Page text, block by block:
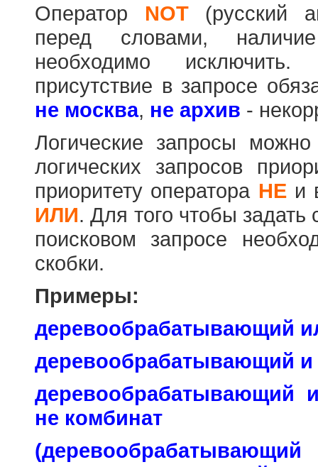
Оператор NOT(русский
перед словами,
необходимо
присутствие в запросе
не москва, не архив -
Логические запросы
логических запросов
приоритету оператора НЕи
ИЛИ. Для того чтобы задать
поисковом запросе
скобки.
Примеры:
деревообрабатывающий
деревообрабатывающий и
деревообрабатывающий
не комбинат